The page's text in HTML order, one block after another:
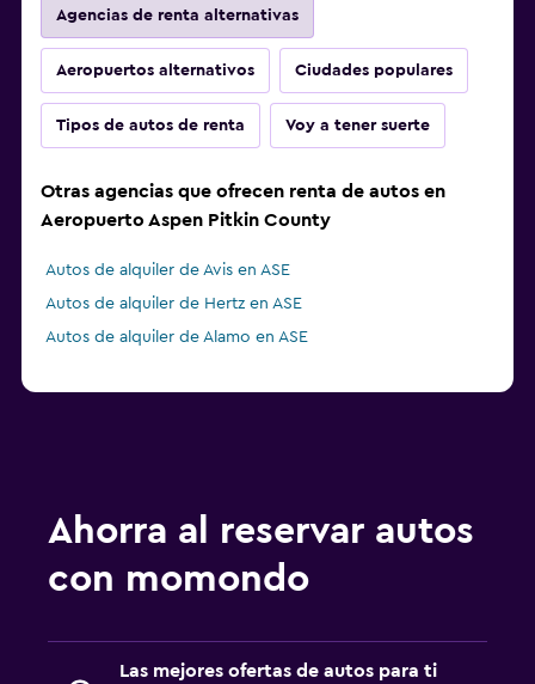
Agencias de renta alternativas
Aeropuertos alternativos Ciudades populares
Tipos de autos de renta Voy a tener suerte
Otras agencias que ofrecen renta de autos en
Aeropuerto Aspen Pitkin County
Autos de alquiler de Avis en ASE
Autos de alquiler de Hertz en ASE
Autos de alquiler de Alamo en ASE
Ahorra al reservar autos
con momondo
Las mejores ofertas de autos para ti